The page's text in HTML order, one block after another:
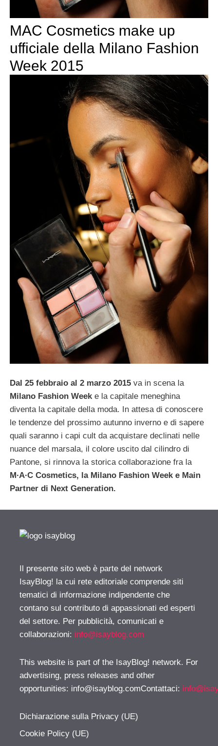
MAC Cosmetics make up
ufficiale della Milano Fashion
Week 2015
Dal 25 febbraio al 2 marzo 2015 va in scena la
Milano Fashion Week e la capitale meneghina
diventa la capitale della moda. In attesa di conoscere
le tendenze del prossimo autunno inverno e di sapere
quali saranno i capi cult da acquistare declinati nelle
nuance del marsala, il colore uscito dal cilindro di
Pantone, si rinnova la storica collaborazione fra la
M∙A∙C Cosmetics, la Milano Fashion Week e Main
Partner di Next Generation.
Il presente sito web è parte del network
IsayBlog! la cui rete editoriale comprende siti
tematici di informazione indipendente che
contano sul contributo di appassionati ed esperti
del settore. Per pubblicità, comunicati e
collaborazioni: info@isayblog.com
This website is part of the IsayBlog! network. For
advertising, press releases and other
opportunities: info@isayblog.comContattaci:
Dichiarazione sulla Privacy (UE)
Cookie Policy (UE)